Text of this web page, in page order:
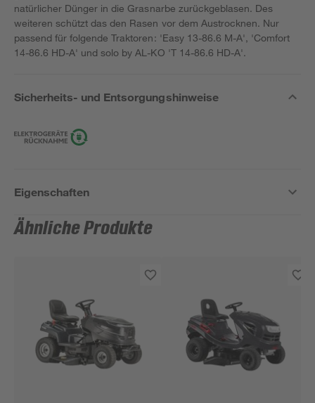
natürlicher Dünger in die Grasnarbe zurückgeblasen. Des
weiteren schützt das den Rasen vor dem Austrocknen. Nur
passend für folgende Traktoren: 'Easy 13-86.6 M-A', 'Comfort
14-86.6 HD-A' und solo by AL-KO 'T 14-86.6 HD-A'.
Sicherheits- und Entsorgungshinweise
Eigenschaften
Ähnliche Produkte